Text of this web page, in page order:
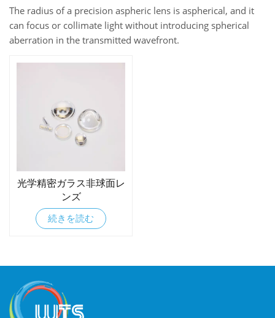
The radius of a precision aspheric lens is aspherical, and it
can focus or collimate light without introducing spherical
aberration in the transmitted wavefront.
光学精密ガラス非球面レ
ンズ
続きを読む